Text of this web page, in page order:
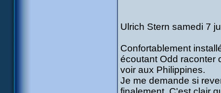
Ulrich Stern samedi 7
Confortablement
écoutant Odd raconter
voir aux Philippines.
Je me demande si